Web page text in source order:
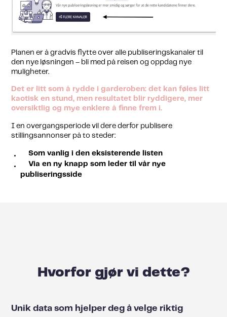
Planen er å gradvis flytte over alle publiseringskanaler til
den nye løsningen – bli med på reisen og oppdag nye
muligheter.
Det er litt som å rydde i garderoben: det kan føles litt
kaotisk en stund, men resultatet blir ryddigere, mer
oversiktlig og mye enklere å finne frem i.
I en overgangsperiode vil dere derfor publisere
stillingsannonser på to steder:
Som vanlig i den eksisterende listen
Via en ny knapp som leder til vår nye
publiseringsside
Hvorfor gjør vi dette?
Unik data som hjelper deg å velge riktig